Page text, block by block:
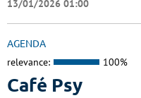
13/01/2026 01:00
AGENDA
relevance: 100%
Café Psy